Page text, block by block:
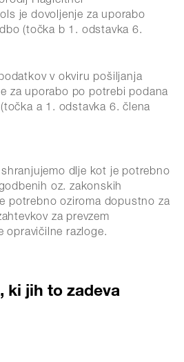
je dovoljenje za uporabo
(točka b 1. odstavka 6.
v okviru pošiljanja
za uporabo po potrebi podana
a 1. odstavka 6. člena
dlje kot je potrebno
oz. zakonskih
potrebno oziroma dopustno za
za prevzem
opravičilne razloge.
ki jih to zadeva